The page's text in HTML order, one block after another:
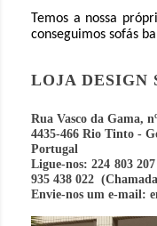
Temos a nossa
conseguimos sofás
LOJA DESIGN
Rua Vasco da Gama,
4435-466 Rio Tinto -
Portugal
Ligue-nos: 224 803
935 438 022
Envie-nos um e-mail: